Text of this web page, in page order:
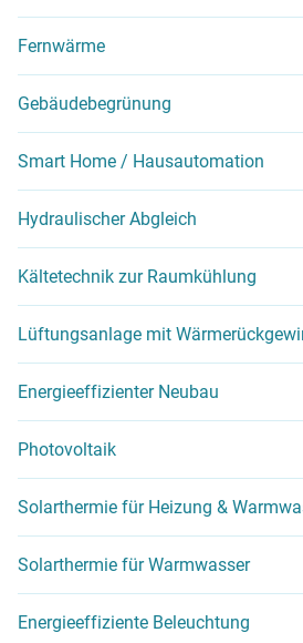
Fernwärme
Gebäudebegrünung
Smart Home / Hausautomation
Hydraulischer Abgleich
Kältetechnik zur Raumkühlung
Lüftungsanlage mit
Energieeffizienter Neubau
Photovoltaik
Solarthermie für Heizung &
Solarthermie für Warmwasser
Energieeffiziente Beleuchtung